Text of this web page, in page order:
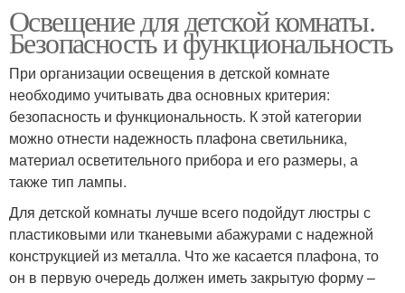
Освещение для детской комнаты.
Безопасность и функциональность
При организации освещения в детской комнате
необходимо учитывать два основных критерия:
безопасность и функциональность. К этой категории
можно отнести надежность плафона светильника,
материал осветительного прибора и его размеры, а
также тип лампы.
Для детской комнаты лучше всего подойдут люстры с
пластиковыми или тканевыми абажурами с надежной
конструкцией из металла. Что же касается плафона, то
он в первую очередь должен иметь закрытую форму –